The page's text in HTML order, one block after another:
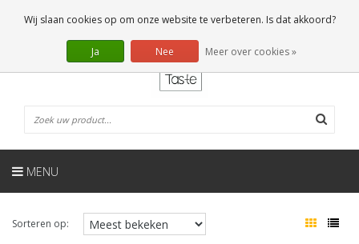
0 Artikelen
NL
MENU
Sorteren op:
Wij slaan cookies op om onze website te verbeteren. Is dat akkoord?
Ja Nee Meer over cookies »